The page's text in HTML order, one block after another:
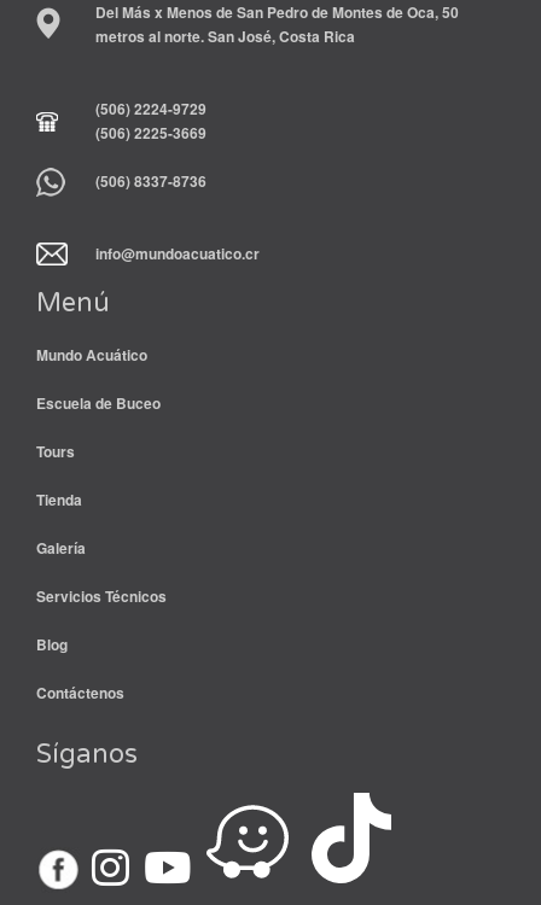
Del Más x Menos de San Pedro de Montes de Oca, 50
metros al norte. San José, Costa Rica
(506) 2224-9729
(506) 2225-3669
(506) 8337-8736
info@mundoacuatico.cr
Menú
Mundo Acuático
Escuela de Buceo
Tours
Tienda
Galería
Servicios Técnicos
Blog
Contáctenos
Síganos